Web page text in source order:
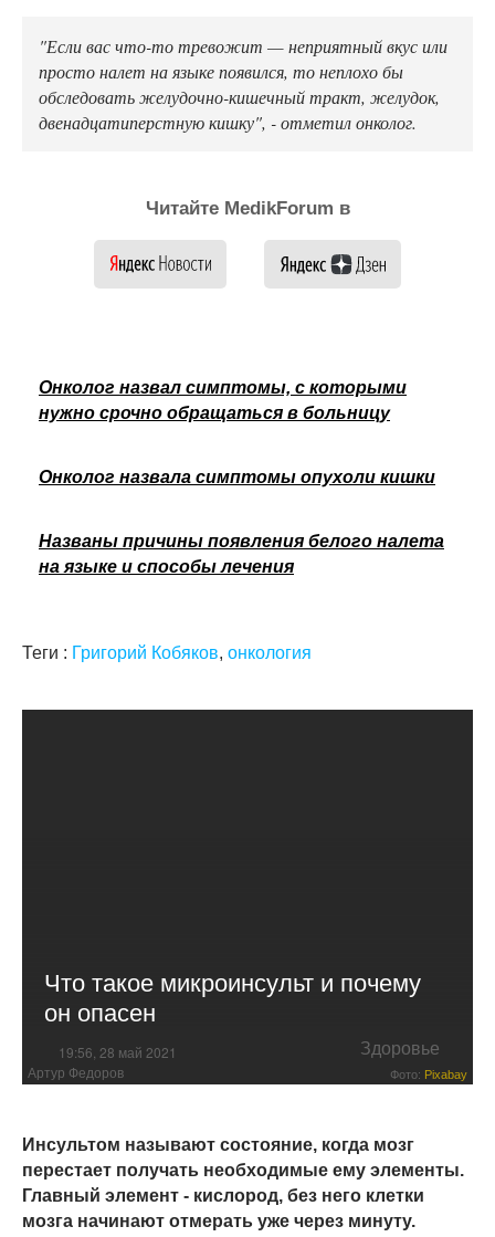
"Если вас что-то тревожит — неприятный вкус или
просто налет на языке появился, то неплохо бы
обследовать желудочно-кишечный тракт, желудок,
двенадцатиперстную кишку", - отметил онколог.
Читайте MedikForum в
Онколог назвал симптомы, с которыми
нужно срочно обращаться в больницу
Онколог назвала симптомы опухоли кишки
Названы причины появления белого налета
на языке и способы лечения
Теги : Григорий Кобяков, онкология
Что такое микроинсульт и почему
он опасен
19:56, 28 май 2021 Здоровье
Артур Федоров Фото: Pixabay
Инсультом называют состояние, когда мозг
перестает получать необходимые ему элементы.
Главный элемент - кислород, без него клетки
мозга начинают отмерать уже через минуту.